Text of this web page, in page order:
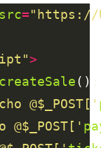
src="https://
>
createSale
@$_POST['
@$_POST['